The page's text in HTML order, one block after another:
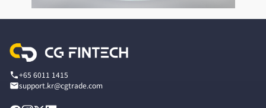
+65 6011 1415
support.kr@cgtrade.com